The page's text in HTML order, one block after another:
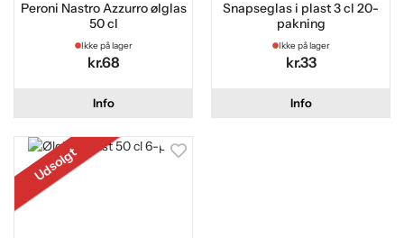
Peroni Nastro Azzurro ølglas
50 cl
Ikke på lager
kr.68
Info
Snapseglas i plast 3 cl 20-
pakning
Ikke på lager
kr.33
Info
Udsolgt